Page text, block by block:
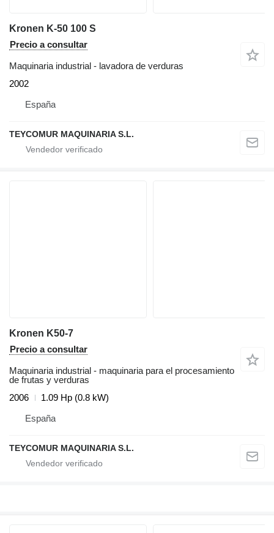
Kronen K-50 100 S
Precio a consultar
Maquinaria industrial - lavadora de verduras
2002
España
TEYCOMUR MAQUINARIA S.L.
Kronen K50-7
Precio a consultar
Maquinaria industrial - maquinaria para el procesamiento
de frutas y verduras
2006
1.09 Hp (0.8 kW)
España
TEYCOMUR MAQUINARIA S.L.